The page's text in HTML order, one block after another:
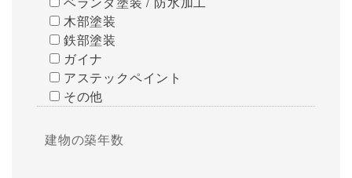
木部塗装
鉄部塗装
ガイナ
アステックペイント
その他
建物の築年数